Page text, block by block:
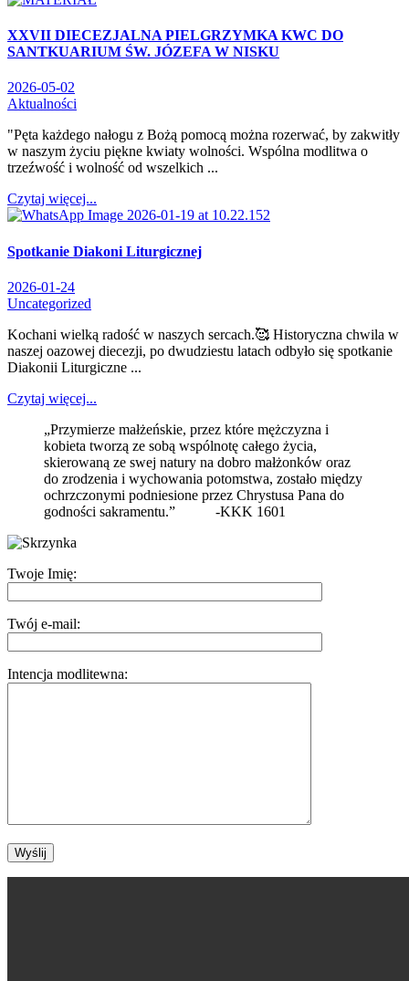
XXVII DIECEZJALNA PIELGRZYMKA KWC DO
SANTKUARIUM ŚW. JÓZEFA W NISKU
2026-05-02
Aktualności
"Pęta każdego nałogu z Bożą pomocą można rozerwać, by zakwitły
w naszym życiu piękne kwiaty wolności. Wspólna modlitwa o
trzeźwość i wolność od wszelkich ...
Czytaj więcej...
Spotkanie Diakoni Liturgicznej
2026-01-24
Uncategorized
Kochani wielką radość w naszych sercach.🥰 Historyczna chwila w
naszej oazowej diecezji, po dwudziestu latach odbyło się spotkanie
Diakonii Liturgiczne ...
Czytaj więcej...
„Przymierze małżeńskie, przez które mężczyzna i
kobieta tworzą ze sobą wspólnotę całego życia,
skierowaną ze swej natury na dobro małżonków oraz
do zrodzenia i wychowania potomstwa, zostało między
ochrzczonymi podniesione przez Chrystusa Pana do
godności sakramentu.” -KKK 1601
Twoje Imię:
Twój e-mail:
Intencja modlitewna: